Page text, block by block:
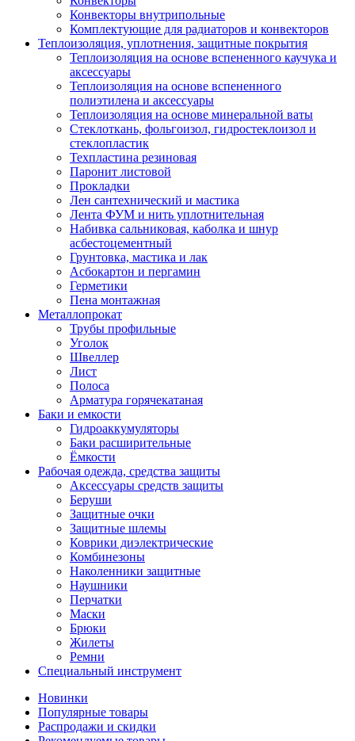
Конвекторы внутрипольные
Комплектующие для радиаторов и конвекторов
Теплоизоляция, уплотнения, защитные покрытия
Теплоизоляция на основе вспененного каучука и
аксессуары
Теплоизоляция на основе вспененного
полиэтилена и аксессуары
Теплоизоляция на основе минеральной ваты
Стеклоткань, фольгоизол, гидростеклоизол и
стеклопластик
Техпластина резиновая
Паронит листовой
Прокладки
Лен сантехнический и мастика
Лента ФУМ и нить уплотнительная
Набивка сальниковая, каболка и шнур
асбестоцементный
Грунтовка, мастика и лак
Асбокартон и пергамин
Герметики
Пена монтажная
Металлопрокат
Трубы профильные
Уголок
Швеллер
Лист
Полоса
Арматура горячекатаная
Баки и емкости
Гидроаккумуляторы
Баки расширительные
Ёмкости
Рабочая одежда, средства защиты
Аксессуары средств защиты
Беруши
Защитные очки
Защитные шлемы
Коврики диэлектрические
Комбинезоны
Наколенники защитные
Наушники
Перчатки
Маски
Брюки
Жилеты
Ремни
Специальный инструмент
Новинки
Популярные товары
Распродажи и скидки